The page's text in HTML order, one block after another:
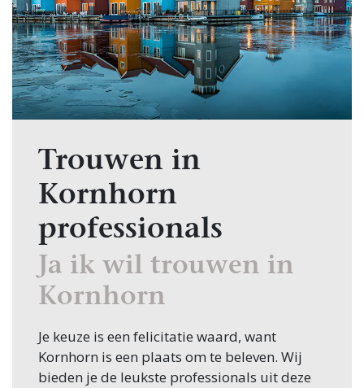
Trouwen in
Kornhorn
professionals
Ja ik wil trouwen in
Kornhorn
Je keuze is een felicitatie waard, want
Kornhorn is een plaats om te beleven. Wij
bieden je de leukste professionals uit deze